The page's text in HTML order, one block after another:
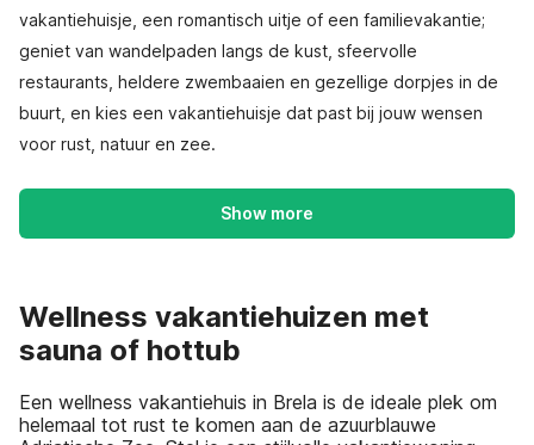
vakantiehuisje, een romantisch uitje of een familievakantie;
geniet van wandelpaden langs de kust, sfeervolle
restaurants, heldere zwembaaien en gezellige dorpjes in de
buurt, en kies een vakantiehuisje dat past bij jouw wensen
voor rust, natuur en zee.
Show more
Wellness vakantiehuizen met
sauna of hottub
Een wellness vakantiehuis in Brela is de ideale plek om
helemaal tot rust te komen aan de azuurblauwe